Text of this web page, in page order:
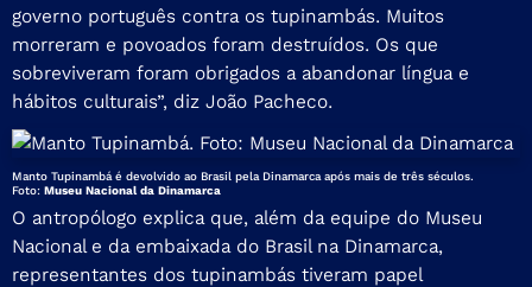
governo português contra os tupinambás. Muitos
morreram e povoados foram destruídos. Os que
sobreviveram foram obrigados a abandonar língua e
hábitos culturais”, diz João Pacheco.
Manto Tupinambá é devolvido ao Brasil pela Dinamarca após mais de três séculos.
Foto: Museu Nacional da Dinamarca
O antropólogo explica que, além da equipe do Museu
Nacional e da embaixada do Brasil na Dinamarca,
representantes dos tupinambás tiveram papel